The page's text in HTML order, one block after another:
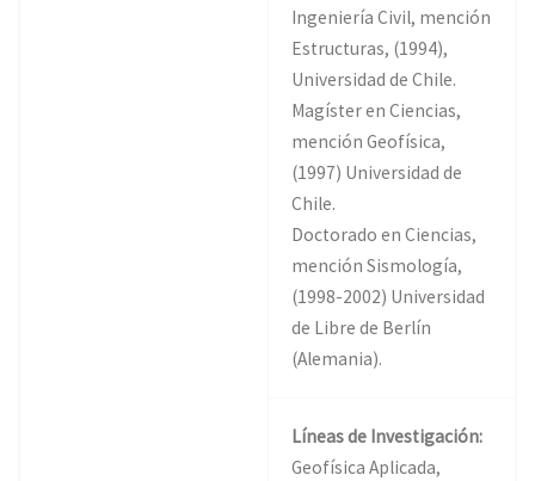
Ingeniería Civil, mención
Estructuras, (1994),
Universidad de Chile.
Magíster en Ciencias,
mención Geofísica,
(1997) Universidad de
Chile.
Doctorado en Ciencias,
mención Sismología,
(1998-2002) Universidad
de Libre de Berlín
(Alemania).
Líneas de Investigación:
Geofísica Aplicada,